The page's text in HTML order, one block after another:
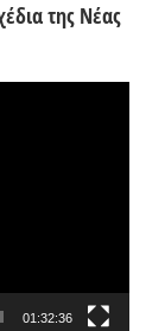
της Νέας
01:32:36